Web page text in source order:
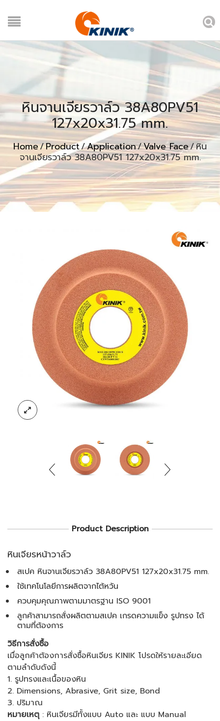
หินจานเจียรวาล์ว 38A80PV51
127x20x31.75 mm.
Home/Product/Application/Valve Face/หิน
จานเจียรวาล์ว 38A80PV51 127x20x31.75 mm.
Product Description
หินเจียรหน้าวาล์ว
สเปค หินจานเจียรวาล์ว 38A80PV51 127x20x31.75 mm.
ใช้เทคโนโลยีการผลิตจากไต้หวัน
ควบคุมคุณภาพตามมาตรฐาน ISO 9001
ลูกค้าสามารถสั่งผลิตตามสเปค เกรดความแข็ง รูปทรง ได้
ตามที่ต้องการ
วิธีการสั่งซื้อ
เมื่อลูกค้าต้องการสั่งซื้อหินเจียร KINIK โปรดให้รายละเอียด
ตามลำดับดังนี้
1. รูปทรงและเนื้อของหิน
2. Dimensions, Abrasive, Grit size, Bond
3. ปริมาณ
หมายเหตุ: หินเจียรมีทั้งแบบ Auto และ แบบ Manual